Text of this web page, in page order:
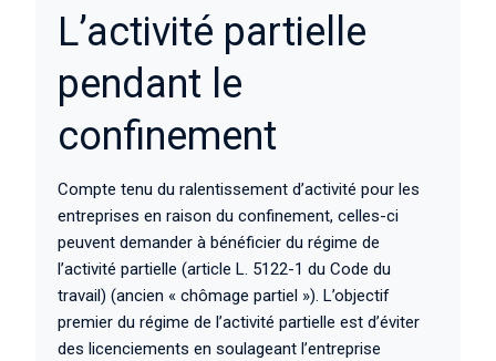
L’activité partielle
pendant le
confinement
Compte tenu du ralentissement d’activité pour les
entreprises en raison du confinement, celles-ci
peuvent demander à bénéficier du régime de
l’activité partielle (article L. 5122-1 du Code du
travail) (ancien « chômage partiel »). L’objectif
premier du régime de l’activité partielle est d’éviter
des licenciements en soulageant l’entreprise